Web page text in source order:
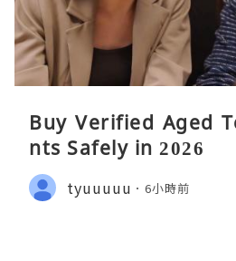
Buy Verified Aged
nts Safely in 2026
tyuuuuu 6小時前